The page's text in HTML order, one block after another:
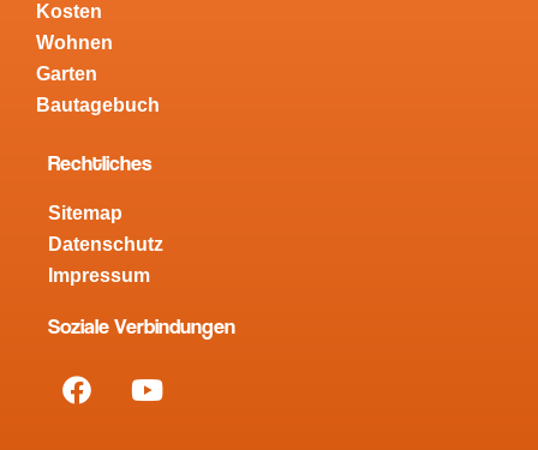
Kosten
Wohnen
Garten
Bautagebuch
Rechtliches
Sitemap
Datenschutz
Impressum
Soziale Verbindungen